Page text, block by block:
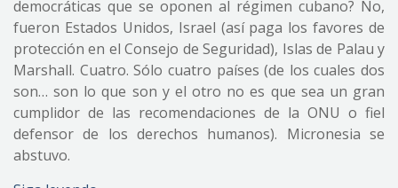
democráticas que se oponen al régimen cubano? No,
fueron Estados Unidos, Israel (así paga los favores de
protección en el Consejo de Seguridad), Islas de Palau y
Marshall. Cuatro. Sólo cuatro países (de los cuales dos
son… son lo que son y el otro no es que sea un gran
cumplidor de las recomendaciones de la ONU o fiel
defensor de los derechos humanos). Micronesia se
abstuvo.